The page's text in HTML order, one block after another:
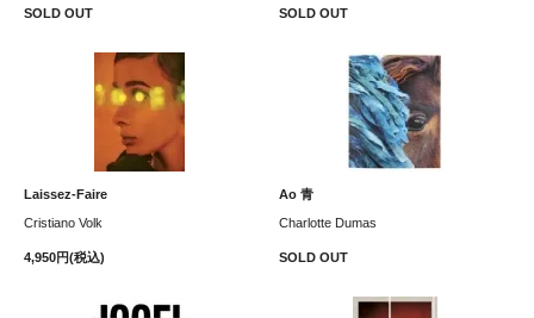
SOLD OUT SOLD OUT
Laissez-Faire
Cristiano Volk
4,950円(税込)
Ao 青
Charlotte Dumas
SOLD OUT